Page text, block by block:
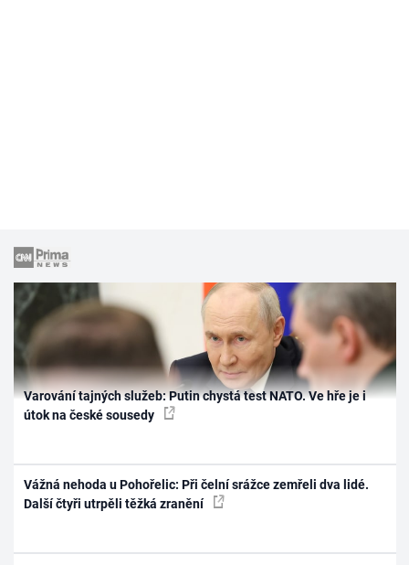
Varování tajných služeb: Putin chystá test NATO. Ve hře je i
útok na české sousedy
Vážná nehoda u Pohořelic: Při čelní srážce zemřeli dva lidé.
Další čtyři utrpěli těžká zranění